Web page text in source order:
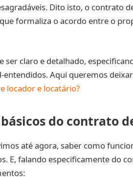
Dito isto, o contrato
formaliza o acordo entre o
ser claro e detalhado,
Aqui queremos
locador e locatário?
do contrato
até agora, saber como
E, falando especificamente do